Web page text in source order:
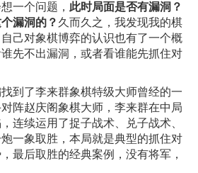
一个问题， 此时局面是否有漏洞？
漏洞的？ 久而久之，我发现我的棋
己对象棋博弈的认识也有了一个概
先不出漏洞，或者看谁能先抓住对
到了李来群象棋特级大师曾经的一
阵赵庆阁象棋大师，李来群在中局
连续运用了捉子战术、兑子战术、
一象取胜，本局就是典型的抓住对
最后取胜的经典案例，没有将军，